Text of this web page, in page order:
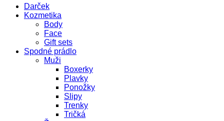
Darček
Kozmetika
Body
Face
Gift sets
Spodné prádlo
Muži
Boxerky
Plavky
Ponožky
Slipy
Trenky
Tričká